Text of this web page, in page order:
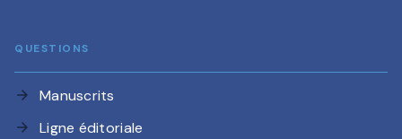
QUESTIONS
arrow_forward Manuscrits
arrow_forward Ligne éditoriale